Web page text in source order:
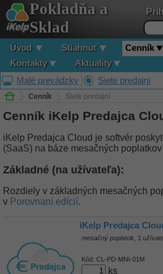
Pokladňa a
Sklad
Úvod Stiahnuť Cenník
Kontakty
Aktuality
Malé prevádzky
Siete predajní
Cenník Siete predajní
Cenník iKelp Predajca
iKelp Predajca Cloud je softvér
(SaaS) na báze mesačných
Základné (na užívateľa):
Rozdiely v základných mesačných
v Porovnaní edícií.
iKelp Predajca
mesačný poplatok, 1
Kód: CL-PD-MNI-01M
ks